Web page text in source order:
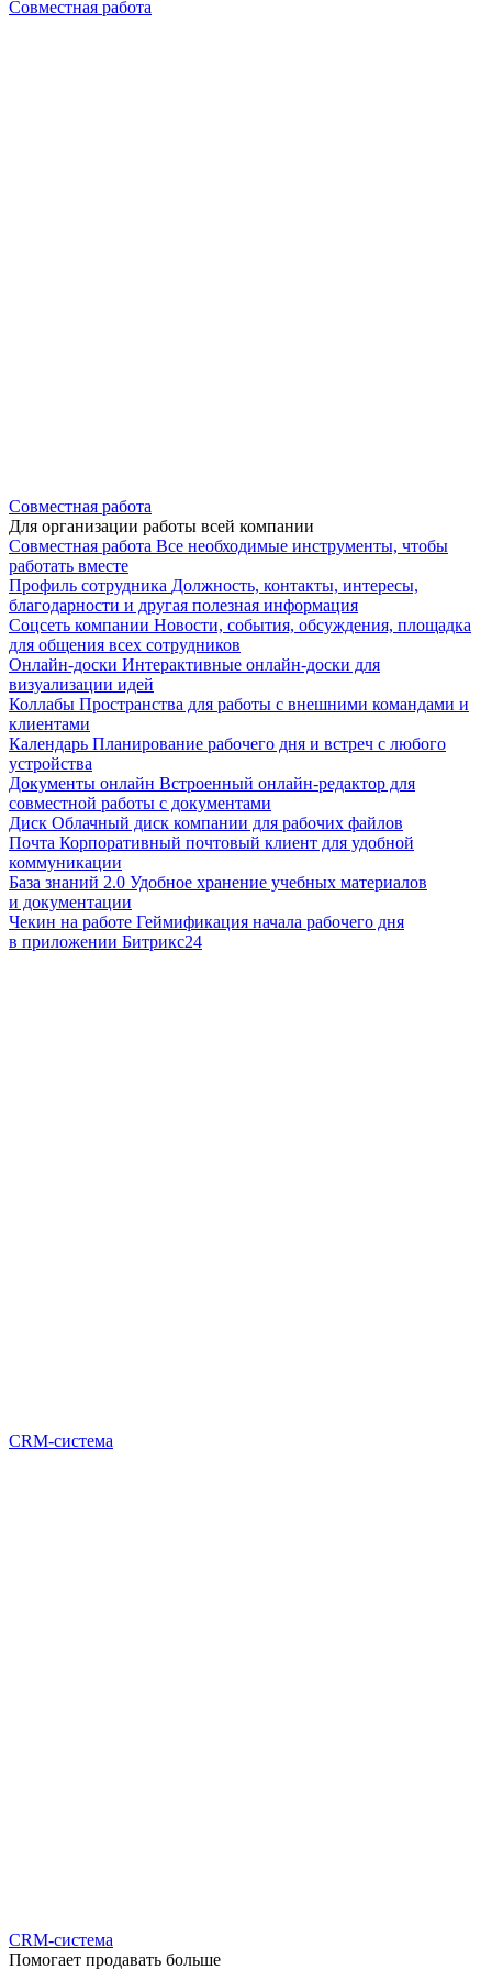
Совместная работа
Совместная работа
Для организации работы всей компании
Совместная работа Все необходимые инструменты, чтобы
работать вместе
Профиль сотрудника Должность, контакты, интересы,
благодарности и другая полезная информация
Соцсеть компании Новости, события, обсуждения, площадка
для общения всех сотрудников
Онлайн-доски Интерактивные онлайн-доски для
визуализации идей
Коллабы Пространства для работы с внешними командами и
клиентами
Календарь Планирование рабочего дня и встреч с любого
устройства
Документы онлайн Встроенный онлайн-редактор для
совместной работы с документами
Диск Облачный диск компании для рабочих файлов
Почта Корпоративный почтовый клиент для удобной
коммуникации
База знаний 2.0 Удобное хранение учебных материалов
и документации
Чекин на работе Геймификация начала рабочего дня
в приложении Битрикс24
CRM-система
CRM-система
Помогает продавать больше